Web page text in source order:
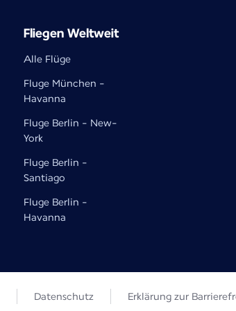
Fliegen Weltweit
Alle Flüge
Fluge München -
Havanna
Fluge Berlin - New-
York
Fluge Berlin -
Santiago
Fluge Berlin -
Havanna
Datenschutz
Erklärung zur